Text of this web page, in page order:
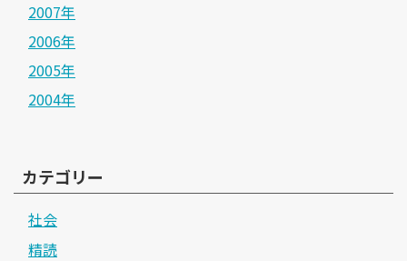
2007年
2006年
2005年
2004年
カテゴリー
社会
精読